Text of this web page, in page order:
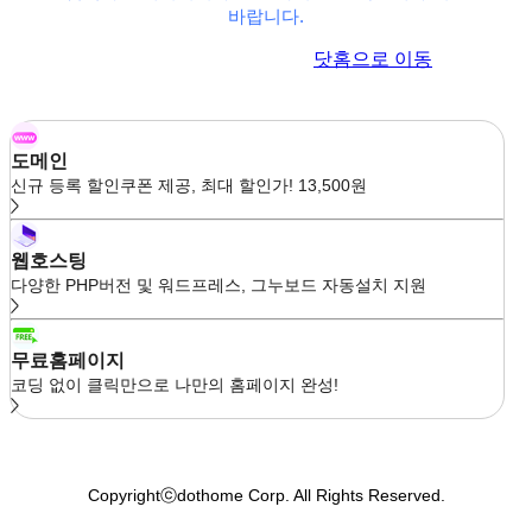
바랍니다.
닷홈으로 이동
도메인
신규 등록 할인쿠폰 제공, 최대 할인가! 13,500원
웹호스팅
다양한 PHP버전 및 워드프레스, 그누보드 자동설치 지원
무료홈페이지
코딩 없이 클릭만으로 나만의 홈페이지 완성!
Copyrightⓒdothome Corp. All Rights Reserved.